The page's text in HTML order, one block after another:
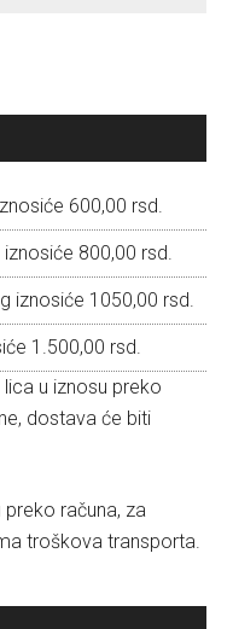
600,00 rsd.
800,00 rsd.
iznosiće 1050,00 rsd.
1.500,00 rsd.
u iznosu preko
dostava će biti
računa, za
troškova transporta.